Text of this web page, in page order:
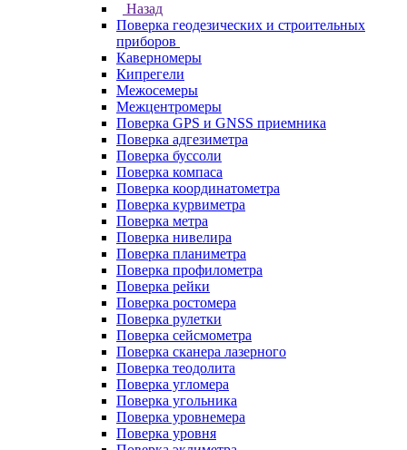
Назад
Поверка геодезических и строительных
приборов
Каверномеры
Кипрегели
Межосемеры
Межцентромеры
Поверка GPS и GNSS приемника
Поверка адгезиметра
Поверка буссоли
Поверка компаса
Поверка координатометра
Поверка курвиметра
Поверка метра
Поверка нивелира
Поверка планиметра
Поверка профилометра
Поверка рейки
Поверка ростомера
Поверка рулетки
Поверка сейсмометра
Поверка сканера лазерного
Поверка теодолита
Поверка угломера
Поверка угольника
Поверка уровнемера
Поверка уровня